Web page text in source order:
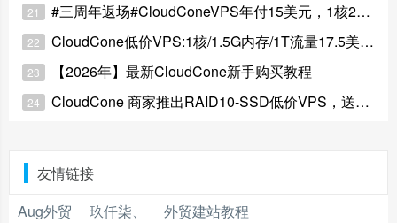
21 #三周年返场#CloudConeVPS年付15美元，1核2G/高达5TB流量!!!
22 CloudCone低价VPS:1核/1.5G内存/1T流量17.5美元年付
23 【2026年】最新CloudCone新手购买教程
24 CloudCone 商家推出RAID10-SSD低价VPS，送自动备份
友情链接
Aug外贸
玖仟柒、 外贸建站教程